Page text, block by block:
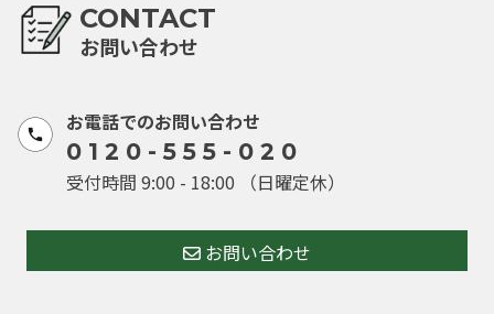
CONTACT
お問い合わせ
お電話でのお問い合わせ
0120-555-020
受付時間 9:00 - 18:00 （日曜定休）
お問い合わせ